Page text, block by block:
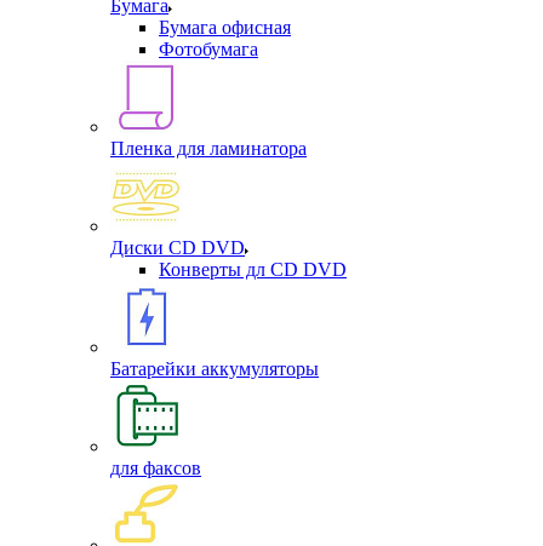
Бумага
Бумага офисная
Фотобумага
Пленка для ламинатора
Диски CD DVD
Конверты дл CD DVD
Батарейки аккумуляторы
для факсов